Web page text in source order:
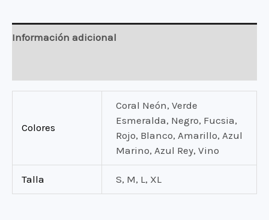
Información adicional
Colores
Coral Neón, Verde
Esmeralda, Negro, Fucsia,
Rojo, Blanco, Amarillo, Azul
Marino, Azul Rey, Vino
Talla S, M, L, XL